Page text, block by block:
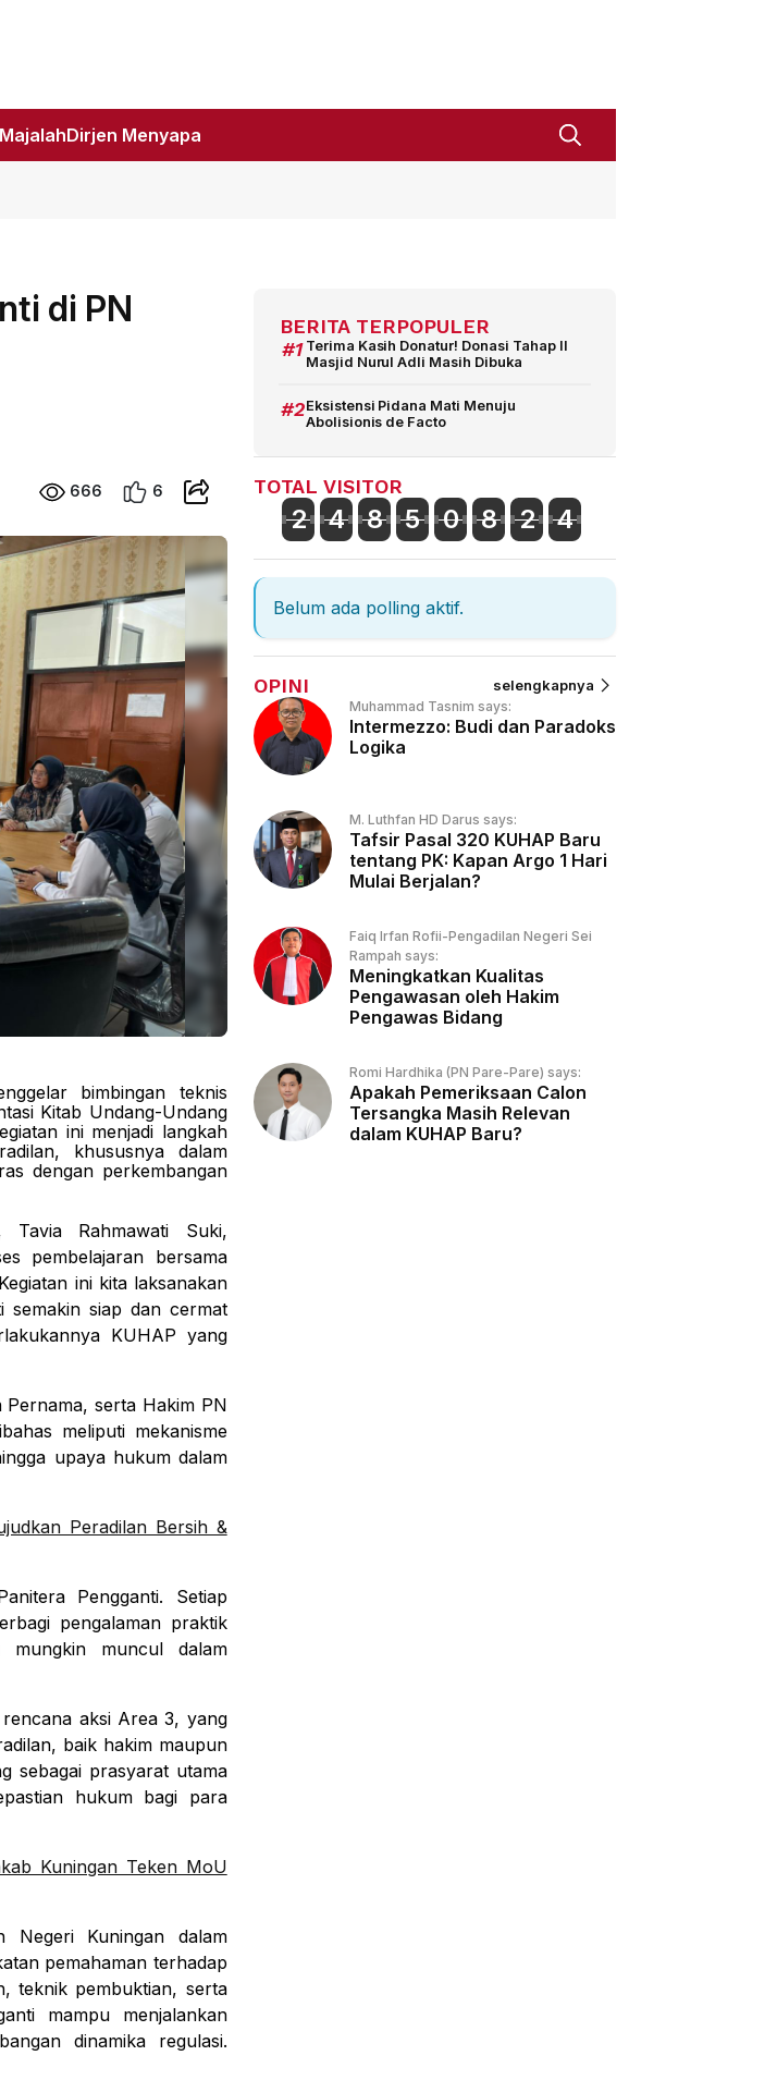
MajalahDirjen Menyapa
di PN
666 6
bimbingan teknis
Kitab Undang-Undang
ini menjadi langkah
khususnya dalam
dengan perkembangan
Tavia Rahmawati Suki,
pembelajaran bersama
ini kita laksanakan
semakin siap dan cermat
KUHAP yang
serta Hakim PN
meliputi mekanisme
upaya hukum dalam
Peradilan Bersih &
Pengganti. Setiap
pengalaman praktik
mungkin muncul dalam
aksi Area 3, yang
baik hakim maupun
sebagai prasyarat utama
hukum bagi para
Kuningan Teken MoU
Negeri Kuningan dalam
pemahaman terhadap
teknik pembuktian, serta
mampu menjalankan
dinamika regulasi.
BERITA TERPOPULER
#1 Terima Kasih Donatur! Donasi Tahap II
Masjid Nurul Adli Masih Dibuka
#2Eksistensi Pidana Mati Menuju
Abolisionis de Facto
TOTAL VISITOR
2 4 8 5 0 8 2 4
Belum ada polling aktif.
OPINI selengkapnya
Muhammad Tasnim says:
Intermezzo: Budi dan Paradoks
Logika
M. Luthfan HD Darus says:
Tafsir Pasal 320 KUHAP Baru
tentang PK: Kapan Argo 1 Hari
Mulai Berjalan?
Faiq Irfan Rofii-Pengadilan Negeri Sei
Rampah says:
Meningkatkan Kualitas
Pengawasan oleh Hakim
Pengawas Bidang
Romi Hardhika (PN Pare-Pare) says:
Apakah Pemeriksaan Calon
Tersangka Masih Relevan
dalam KUHAP Baru?